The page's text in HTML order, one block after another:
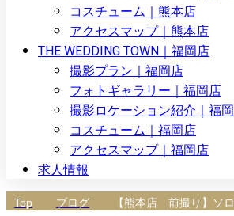
コスチューム｜熊本店
アクセスマップ｜熊本店
THE WEDDING TOWN｜福岡店
撮影プラン｜福岡店
フォトギャラリー｜福岡店
撮影ロケーション紹介｜福
コスチューム｜福岡店
アクセスマップ｜福岡店
求人情報
Top ブログ 【熊本店 前撮り】ソ